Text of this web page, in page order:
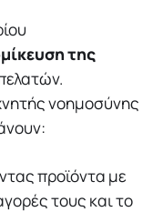
της
νοημοσύνης
προϊόντα με
τους και το